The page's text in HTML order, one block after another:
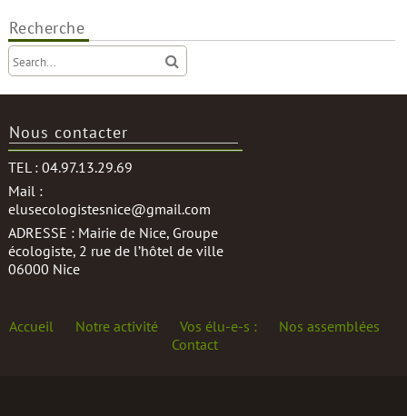
Recherche
Nous contacter
TEL : 04.97.13.29.69
Mail :
elusecologistesnice@gmail.com
ADRESSE : Mairie de Nice, Groupe
écologiste, 2 rue de l’hôtel de ville
06000 Nice
Accueil Notre activité Vos élu-e-s :
Nos assemblées
Contact